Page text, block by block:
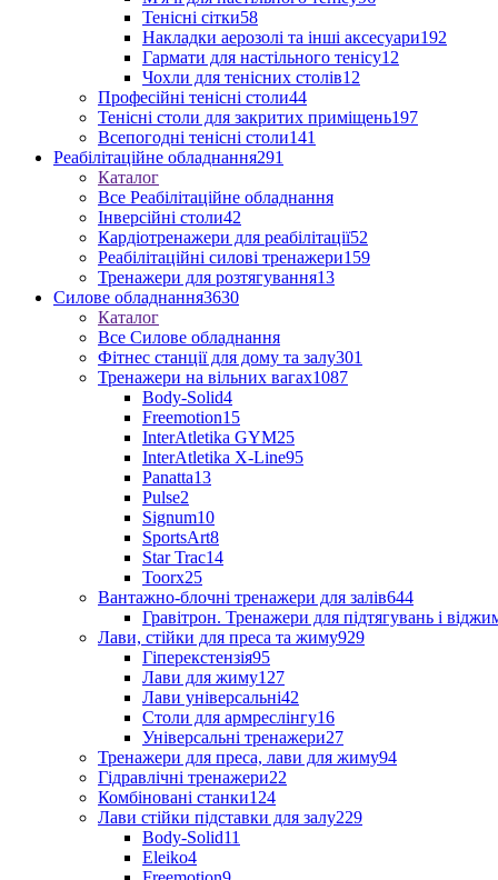
Тенісні сітки58
Накладки аерозолі та інші аксесуари192
Гармати для настільного тенісу12
Чохли для тенісних столів12
Професійні тенісні столи44
Тенісні столи для закритих приміщень197
Всепогодні тенісні столи141
Реабілітаційне обладнання291
Каталог
Все Реабілітаційне обладнання
Інверсійні столи42
Кардіотренажери для реабілітації52
Реабілітаційні силові тренажери159
Тренажери для розтягування13
Силове обладнання3630
Каталог
Все Силове обладнання
Фітнес станції для дому та залу301
Тренажери на вільних вагах1087
Body-Solid4
Freemotion15
InterAtletika GYM25
InterAtletika X-Line95
Panatta13
Pulse2
Signum10
SportsArt8
Star Trac14
Toorx25
Вантажно-блочні тренажери для залів644
Гравітрон. Тренажери для підтягувань і
Лави, стійки для преса та жиму929
Гіперекстензія95
Лави для жиму127
Лави універсальні42
Столи для армреслінгу16
Універсальні тренажери27
Тренажери для преса, лави для жиму94
Гідравлічні тренажери22
Комбіновані станки124
Лави стійки підставки для залу229
Body-Solid11
Eleiko4